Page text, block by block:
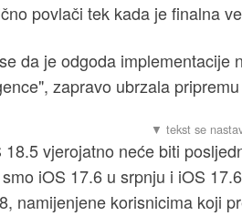
povlači tek kada je finalna
da je odgoda
zapravo ubrzala
18.5 vjerojatno neće biti
iOS 17.6 u srpnju i iOS
namijenjene korisnicima koji